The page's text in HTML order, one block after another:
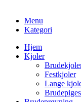
Menu
Kategori
Hjem
Kjoler
Festkjoler
Lange